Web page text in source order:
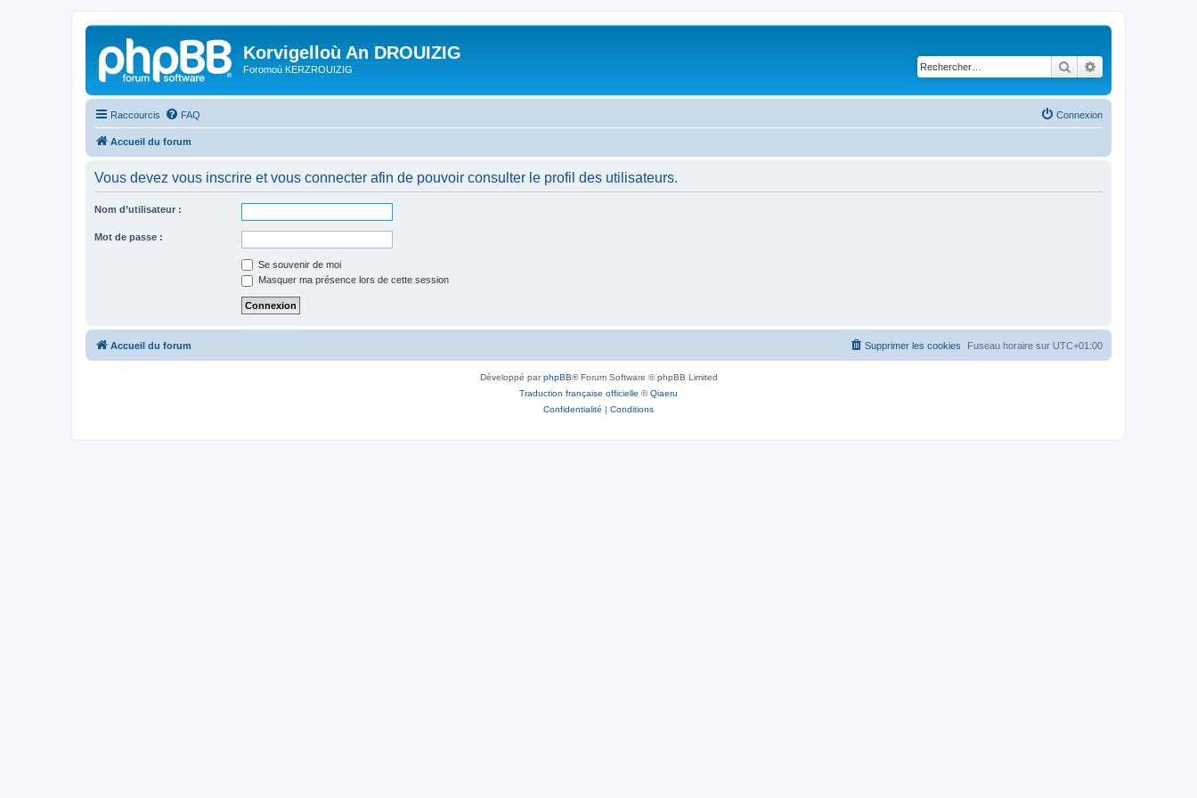
Korvigelloù An DROUIZIG
Foromoù KERZROUIZIG Rechercher
Raccourcis FAQ Connexion
Accueil du forum
Vous devez vous inscrire et vous connecter afin de pouvoir consulter le profil des utilisateurs.
Nom d’utilisateur :
Mot de passe :
Se souvenir de moi
Masquer ma présence lors de cette session
Accueil du forum Fuseau horaire sur UTC+01:00
Supprimer les cookies
Développé parphpBB® Forum Software © phpBB Limited
Traduction française officielle ©Qiaeru
Confidentialité | Conditions